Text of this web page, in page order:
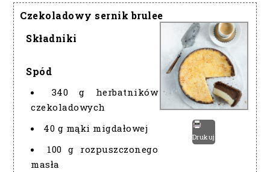
Czekoladowy sernik brulee
Drukuj
Składniki
Spód
340 g herbatników
czekoladowych
40 g mąki migdałowej
100 g rozpuszczonego
masła